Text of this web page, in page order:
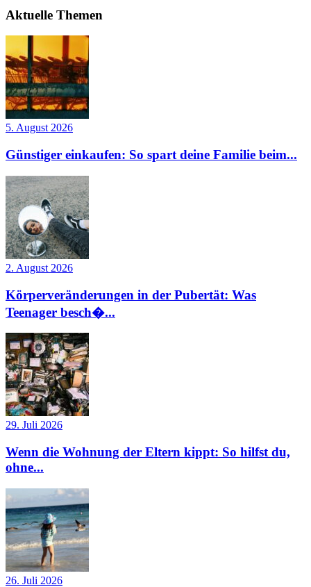
Aktuelle Themen
5. August 2026
Günstiger einkaufen: So spart deine Familie beim...
2. August 2026
Körperveränderungen in der Pubertät: Was
Teenager besch�...
29. Juli 2026
Wenn die Wohnung der Eltern kippt: So hilfst du,
ohne...
26. Juli 2026